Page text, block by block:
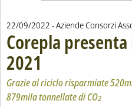
22/09/2022 - Aziende Consorzi
Corepla
2021. Sottotitolo: Grazie al riciclo
. Pubblicata giovedì 22
Grazie al riciclo risparmiate
879mila tonnellate di CO2